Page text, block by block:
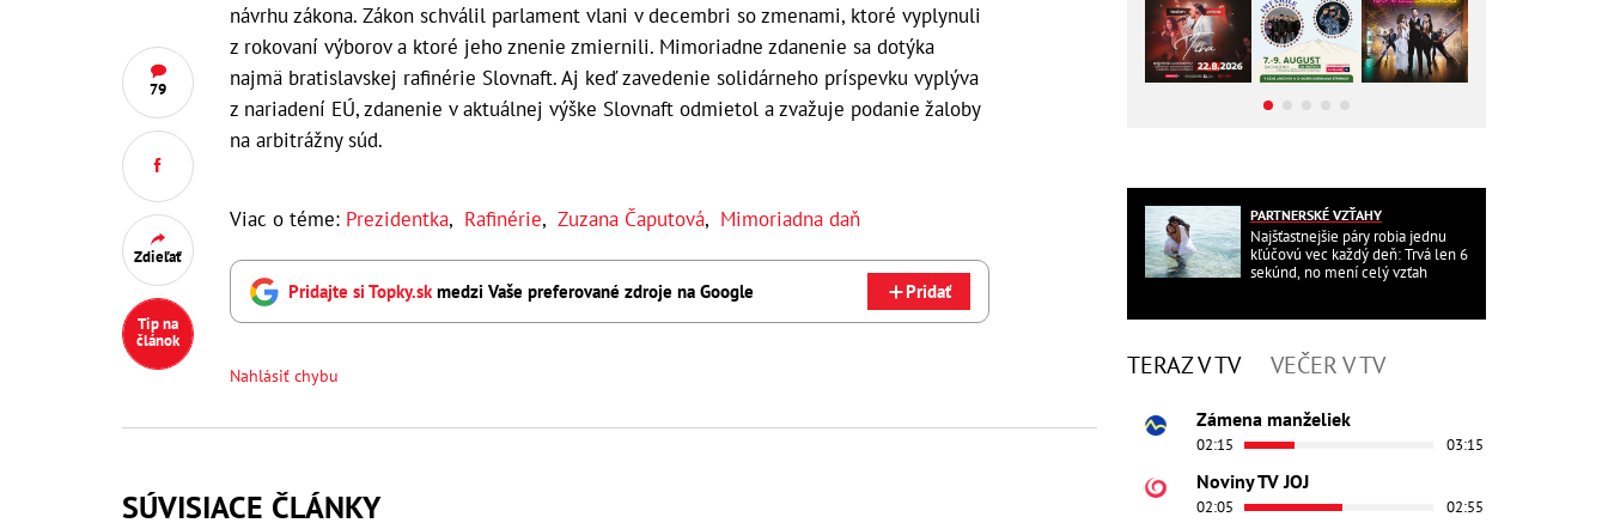
79
Zdieľať
Tip na
článok
návrhu zákona. Zákon schválil parlament vlani v decembri so zmenami, ktoré vyplynuli
z rokovaní výborov a ktoré jeho znenie zmiernili. Mimoriadne zdanenie sa dotýka
najmä bratislavskej rafinérie Slovnaft. Aj keď zavedenie solidárneho príspevku vyplýva
z nariadení EÚ, zdanenie v aktuálnej výške Slovnaft odmietol a zvažuje podanie žaloby
na arbitrážny súd.
Viac o téme: Prezidentka, Rafinérie, Zuzana Čaputová, Mimoriadna daň
Pridajte si Topky.skmedzi Vaše preferované zdroje na Google Pridať
Nahlásiť chybu
SÚVISIACE ČLÁNKY
PARTNERSKÉ VZŤAHY
Najšťastnejšie páry robia jednu
kľúčovú vec každý deň: Trvá len 6
sekúnd, no mení celý vzťah
TERAZ V TV VEČER V TV
Zámena manželiek
02:15 03:15
Noviny TV JOJ
02:05 02:55